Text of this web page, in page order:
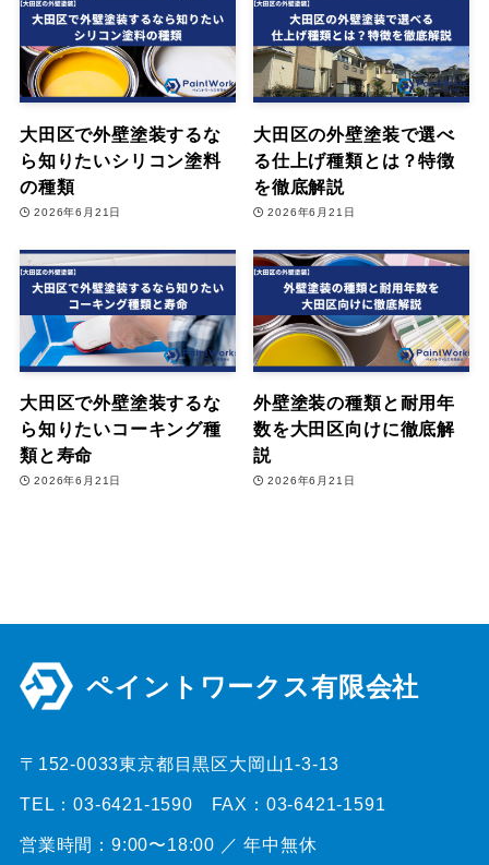
大田区で外壁塗装するな
ら知りたいシリコン塗料
の種類
2026年6月21日
大田区の外壁塗装で選べ
る仕上げ種類とは？特徴
を徹底解説
2026年6月21日
大田区で外壁塗装するな
ら知りたいコーキング種
類と寿命
2026年6月21日
外壁塗装の種類と耐用年
数を大田区向けに徹底解
説
2026年6月21日
ペイントワークス有限会社
〒152-0033東京都目黒区大岡山1-3-13
TEL：03-6421-1590 FAX：03-6421-1591
営業時間：9:00〜18:00 ／ 年中無休